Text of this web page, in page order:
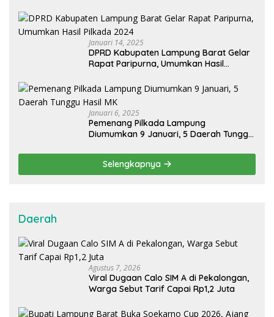
Januari 14, 2025
DPRD Kabupaten Lampung Barat Gelar
Rapat Paripurna, Umumkan Hasil
Januari 6, 2025
Pemenang Pilkada Lampung
Diumumkan 9 Januari, 5 Daerah Tunggu
Selengkapnya
Daerah
Agustus 7, 2026
Viral Dugaan Calo SIM A di Pekalongan,
Warga Sebut Tarif Capai Rp1,2 Juta